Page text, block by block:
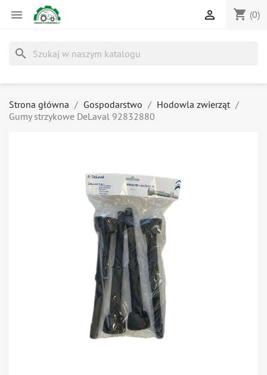
 shopping_cart (0)

search
Strona główna Gospodarstwo
Hodowla zwierząt
Gumy strzykowe DeLaval 92832880